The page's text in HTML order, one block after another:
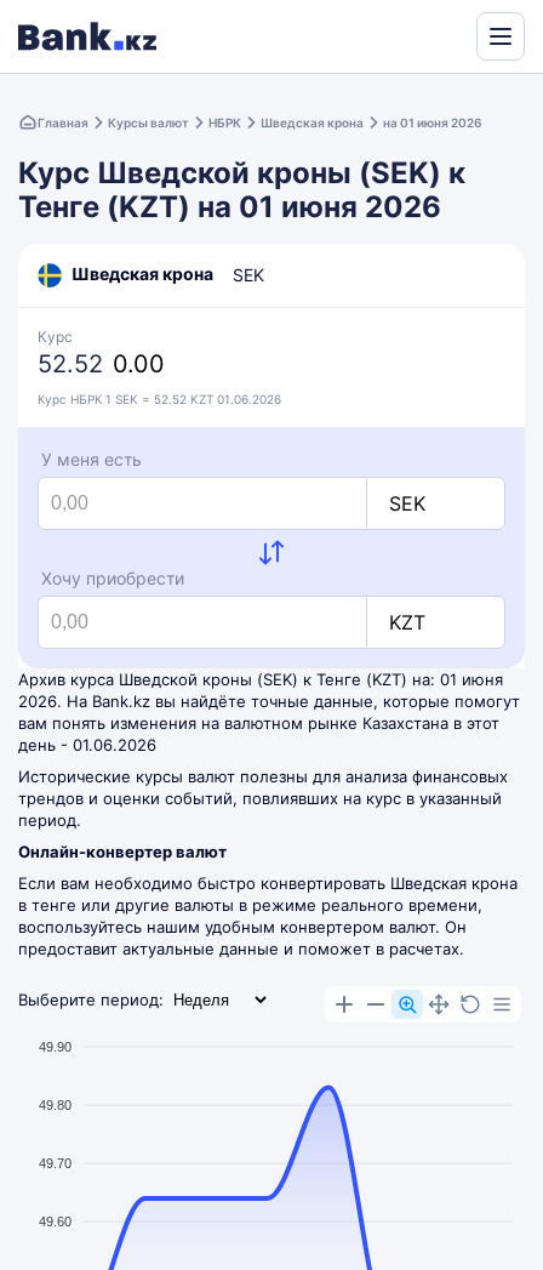
Translate
Главная Курсы валют НБРК Шведская крона на 01 июня 2026
Курс Шведской кроны (SEK) к
Тенге (KZT) на 01 июня 2026
Шведская крона SEK
Курс
52.52 0.00
Курс НБРК 1 SEK = 52.52 KZT 01.06.2026
У меня есть
SEK
Хочу приобрести
KZT
Архив курса Шведской кроны (SEK) к Тенге (KZT) на: 01 июня
2026. На Bank.kz вы найдёте точные данные, которые помогут
вам понять изменения на валютном рынке Казахстана в этот
день - 01.06.2026
Исторические курсы валют полезны для анализа финансовых
трендов и оценки событий, повлиявших на курс в указанный
период.
Онлайн-конвертер валют
Если вам необходимо быстро конвертировать Шведская крона
в тенге или другие валюты в режиме реального времени,
воспользуйтесь нашим удобным конвертером валют. Он
предоставит актуальные данные и поможет в расчетах.
Выберите период:
49.90
49.80
49.70
49.60